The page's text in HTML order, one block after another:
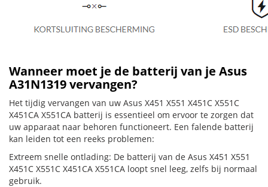
Wanneer moet je de batterij van je Asus
A31N1319 vervangen?
Het tijdig vervangen van uw Asus X451 X551 X451C X551C
X451CA X551CA batterij is essentieel om ervoor te zorgen dat
uw apparaat naar behoren functioneert. Een falende batterij
kan leiden tot een reeks problemen:
Extreem snelle ontlading: De batterij van de Asus X451 X551
X451C X551C X451CA X551CA loopt snel leeg, zelfs bij normaal
gebruik.